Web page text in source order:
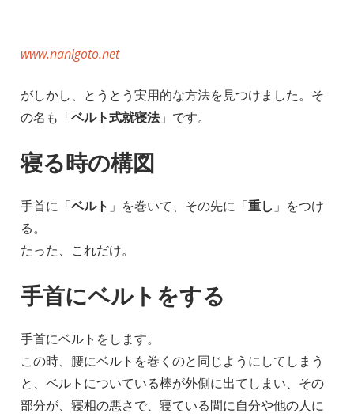
www.nanigoto.net
がしかし、とうとう実用的な方法を見つけました。そ
の名も「ベルト式就寝法」です。
寝る時の構図
手首に「ベルト 」を巻いて、その先に「重し 」をつけ
る。
たった、これだけ。
手首にベルトをする
手首にベルトをします。
この時、腰にベルトを巻くのと同じようにしてしまう
と、ベルトについている棒が外側に出てしまい、その
部分が、寝相の悪さで、寝ている間に自分や他の人に